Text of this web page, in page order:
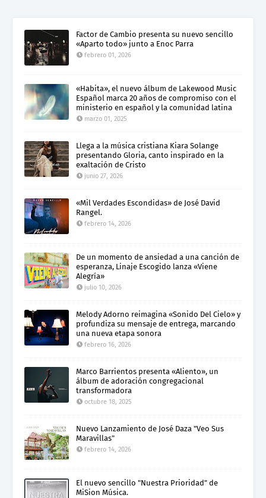
Factor de Cambio presenta su nuevo sencillo
«Aparto todo» junto a Enoc Parra
febrero 01, 2026
«Habita», el nuevo álbum de Lakewood Music
Español marca 20 años de compromiso con el
ministerio en español y la comunidad latina
marzo 01, 2025
Llega a la música cristiana Kiara Solange
presentando Gloria, canto inspirado en la
exaltación de Cristo
junio 27, 2026
«Mil Verdades Escondidas» de José David
Rangel.
febrero 14, 2026
De un momento de ansiedad a una canción de
esperanza, Linaje Escogido lanza «Viene
Alegría»
julio 10, 2026
Melody Adorno reimagina «Sonido Del Cielo» y
profundiza su mensaje de entrega, marcando
una nueva etapa sonora
febrero 16, 2026
Marco Barrientos presenta «Aliento», un
álbum de adoración congregacional
transformadora
octubre 18, 2025
Nuevo Lanzamiento de José Daza "Veo Sus
Maravillas"
febrero 14, 2026
El nuevo sencillo "Nuestra Prioridad" de
MiSion Música.